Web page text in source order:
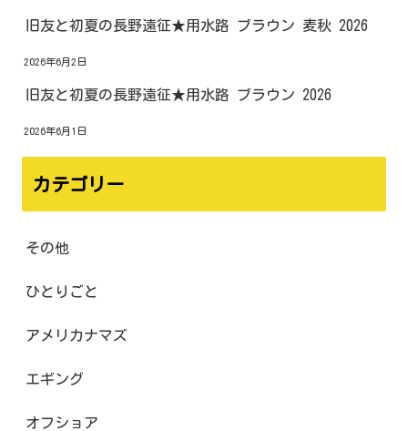
旧友と初夏の長野遠征★用水路 ブラウン 麦秋 2026
2026年6月2日
旧友と初夏の長野遠征★用水路 ブラウン 2026
2026年6月1日
カテゴリー
その他
ひとりごと
アメリカナマズ
エギング
オフショア